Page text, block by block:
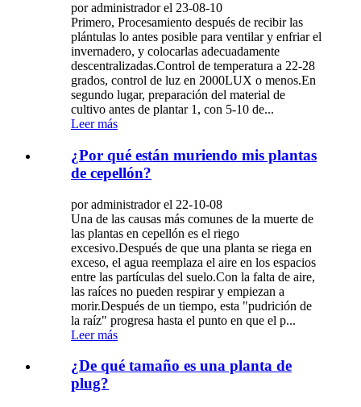
por administrador el 23-08-10
Primero, Procesamiento después de recibir las
plántulas lo antes posible para ventilar y enfriar el
invernadero, y colocarlas adecuadamente
descentralizadas.Control de temperatura a 22-28
grados, control de luz en 2000LUX o menos.En
segundo lugar, preparación del material de
cultivo antes de plantar 1, con 5-10 de...
Leer más
¿Por qué están muriendo mis plantas
de cepellón?
por administrador el 22-10-08
Una de las causas más comunes de la muerte de
las plantas en cepellón es el riego
excesivo.Después de que una planta se riega en
exceso, el agua reemplaza el aire en los espacios
entre las partículas del suelo.Con la falta de aire,
las raíces no pueden respirar y empiezan a
morir.Después de un tiempo, esta "pudrición de
la raíz" progresa hasta el punto en que el p...
Leer más
¿De qué tamaño es una planta de
plug?